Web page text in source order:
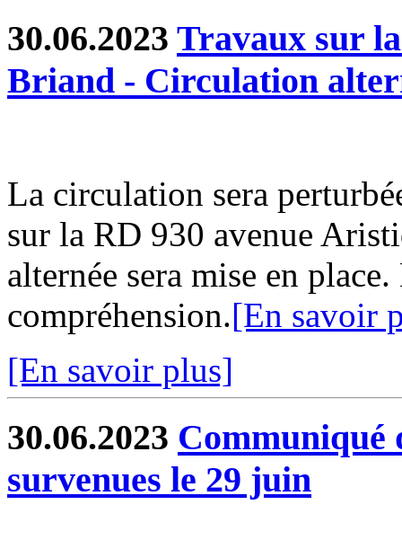
30.06.2023 Travaux sur
Briand - Circulation
La circulation sera
sur la RD 930 avenue
alternée sera mise en
compréhension.[En savoir
[En savoir plus]
30.06.2023 Communiqué
survenues le 29 juin